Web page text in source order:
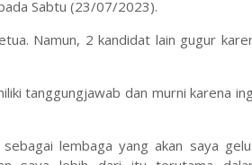
Sabtu (23/07/2023).
Namun, 2 kandidat lain gugur
tanggungjawab dan murni karena
lembaga yang akan saya